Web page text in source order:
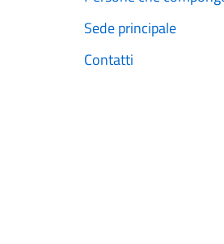
Sede principale
Contatti